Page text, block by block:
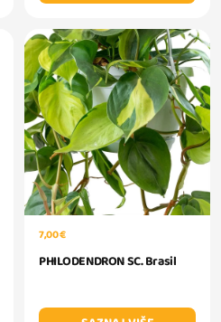
7,00 €
PHILODENDRON SC. Brasil